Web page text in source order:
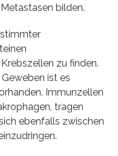
bilden.
zu finden.
ist es
Immunzellen
tragen
ebenfalls zwischen